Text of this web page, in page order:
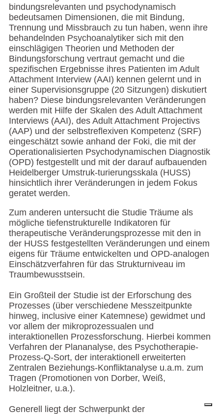
bindungsrelevanten und psychodynamisch
bedeutsamen Dimensionen, die mit Bindung,
Trennung und Missbrauch zu tun haben, wenn ihre
behandelnden Psychoanalytiker sich mit den
einschlägigen Theorien und Methoden der
Bindungsforschung vertraut gemacht und die
spezifischen Ergebnisse ihres Patienten im Adult
Attachment Interview (AAI) kennen gelernt und in
einer Supervisionsgruppe (20 Sitzungen) diskutiert
haben? Diese bindungsrelevanten Veränderungen
werden mit Hilfe der Skalen des Adult Attachment
Interviews (AAI), des Adult Attachment Projectivs
(AAP) und der selbstreflexiven Kompetenz (SRF)
eingeschätzt sowie anhand der Foki, die mit der
Operationalisierten Psychodynamischen Diagnostik
(OPD) festgestellt und mit der darauf aufbauenden
Heidelberger Umstruk-turierungsskala (HUSS)
hinsichtlich ihrer Veränderungen in jedem Fokus
geratet werden.
Zum anderen untersucht die Studie Träume als
mögliche tiefenstrukturelle Indikatoren für
therapeutische Veränderungsprozesse mit den in
der HUSS festgestellten Veränderungen und einem
eigens für Träume entwickelten und OPD-analogen
Einschätzverfahren für das Strukturniveau im
Traumbewusstsein.
Ein Großteil der Studie ist der Erforschung des
Prozesses (über verschiedene Messzeitpunkte
hinweg, inclusive einer Katemnese) gewidmet und
vor allem der mikroprozessualen und
interaktionellen Prozessforschung. Hierbei kommen
Verfahren der Plananalyse, des Psychotherapie-
Prozess-Q-Sort, der interaktionell erweiterten
Zentralen Beziehungs-Konfliktanalyse u.a.m. zum
Tragen (Promotionen von Dorber, Weiß,
Holzleitner, u.a.).
Generell liegt der Schwerpunkt der